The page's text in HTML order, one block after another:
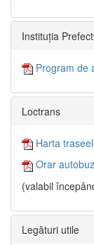
Instituția
Program de
Loctrans
Harta
Orar
(valabil
Legături utile